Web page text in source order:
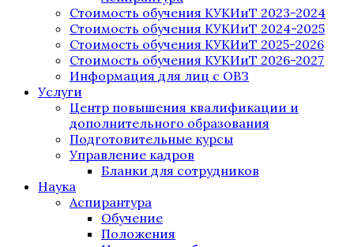
Стоимость обучения КУКИиТ 2023-2024
Стоимость обучения КУКИиТ 2024-2025
Стоимость обучения КУКИиТ 2025-2026
Стоимость обучения КУКИиТ 2026-2027
Информация для лиц с ОВЗ
Услуги
Центр повышения квалификации и
дополнительного образования
Подготовительные курсы
Управление кадров
Бланки для сотрудников
Наука
Аспирантура
Обучение
Положения